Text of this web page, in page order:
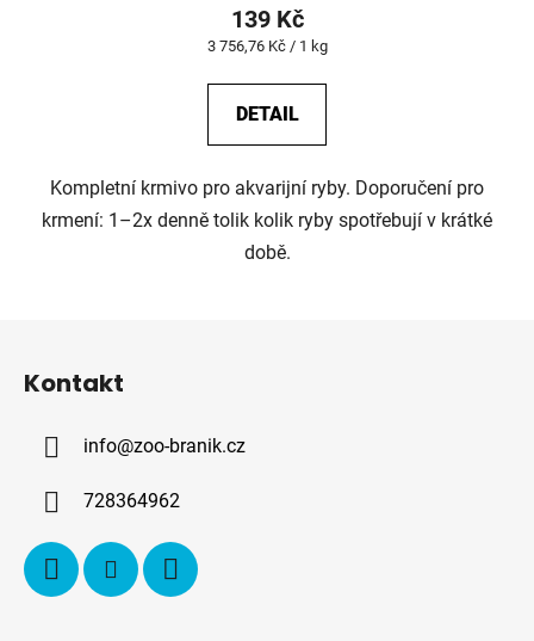
139 Kč
Měrná
3 756,76 Kč / 1 kg
DETAIL
Kompletní krmivo pro akvarijní ryby. Doporučení pro
krmení: 1–2x denně tolik kolik ryby spotřebují v krátké
době.
Kontakt
info@zoo-branik.cz
728364962